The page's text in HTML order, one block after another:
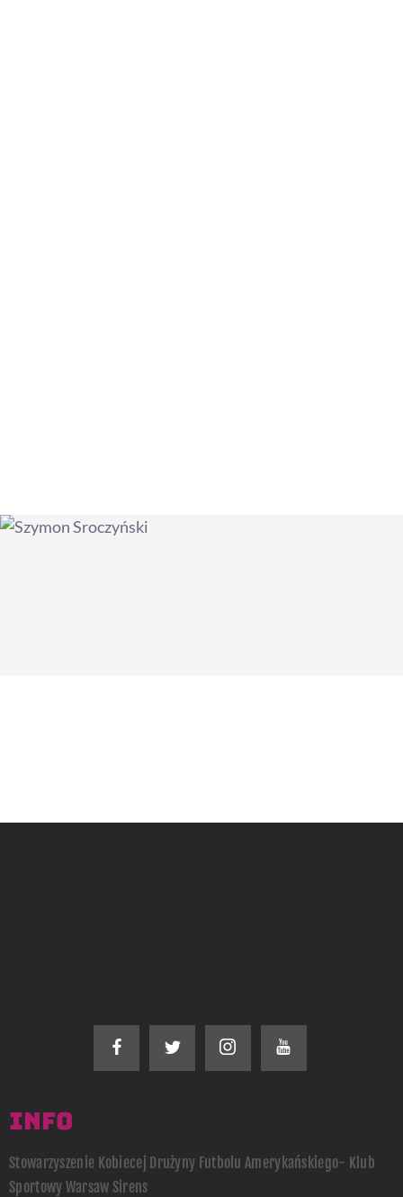
INFO
Stowarzyszenie Kobiecej Drużyny Futbolu Amerykańskiego- Klub
Sportowy Warsaw Sirens